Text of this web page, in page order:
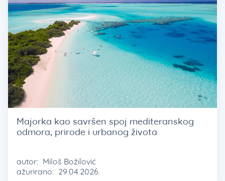
Majorka kao savršen spoj mediteranskog
odmora, prirode i urbanog života
autor: Miloš Božilović
ažurirano: 29.04.2026.